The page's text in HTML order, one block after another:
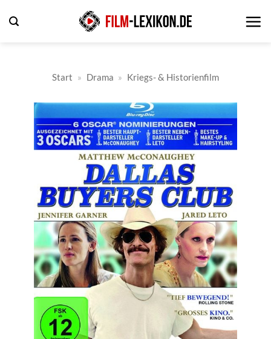
Inhalt
Start » Drama » Kriegs- & Historienfilm